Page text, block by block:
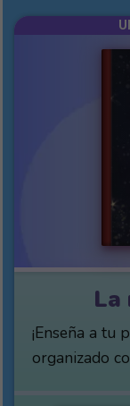
La
¡Enseña a tu
organizado